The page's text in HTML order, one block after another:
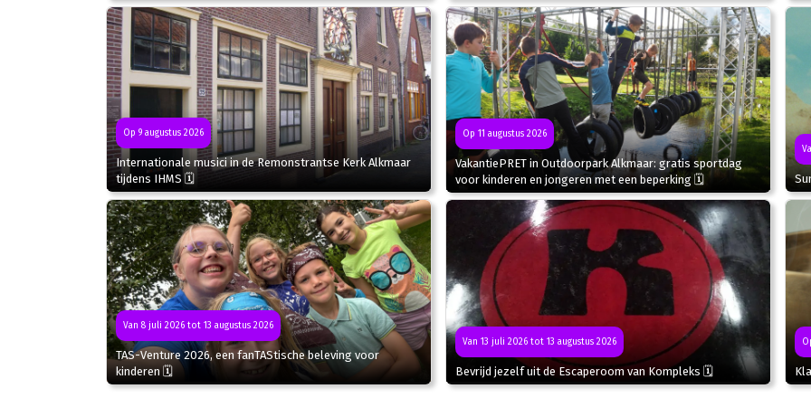
Op 9 augustus 2026
Internationale musici in de Remonstrantse Kerk Alkmaar
tijdens IHMS 🗓
Op 11 augustus 2026
VakantiePRET in Outdoorpark Alkmaar: gratis sportdag
voor kinderen en jongeren met een beperking 🗓
Van 8 juli 2026 tot 13 augustus 2026
TAS-Venture 2026, een fanTAStische beleving voor
kinderen 🗓
Van 13 juli 2026 tot 13 augustus 2026
Bevrijd jezelf uit de Escaperoom van Kompleks 🗓